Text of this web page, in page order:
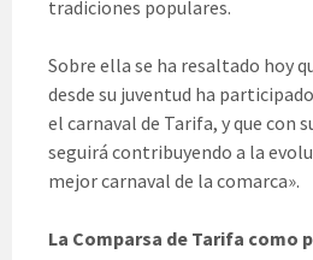
tradiciones populares.
Sobre ella se ha resaltado hoy
desde su juventud ha
el carnaval de Tarifa, y que con
seguirá contribuyendo a la
mejor carnaval de la comarca».
La Comparsa de Tarifa como